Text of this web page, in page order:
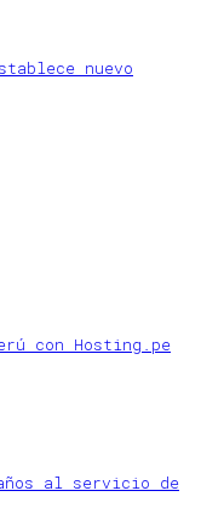
nuevo
con Hosting.pe
al servicio de